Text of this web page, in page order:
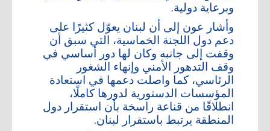
وبرعاية دولية.
وأشار عون إلى أن لبنان يعوّل كثيرًا على
دعم دول اللجنة الخماسية، التي سبق أن
وقفت إلى جانبه وكان لها دور أساسي في
وقف التدهور الأمني وإنهاء الشغور
الرئاسي، كما واصلت دعمها في استعادة
المؤسسات الدستورية لدورها كاملًا،
انطلاقًا من قناعة راسخة بأن استقرار دول
المنطقة يرتبط باستقرار لبنان.